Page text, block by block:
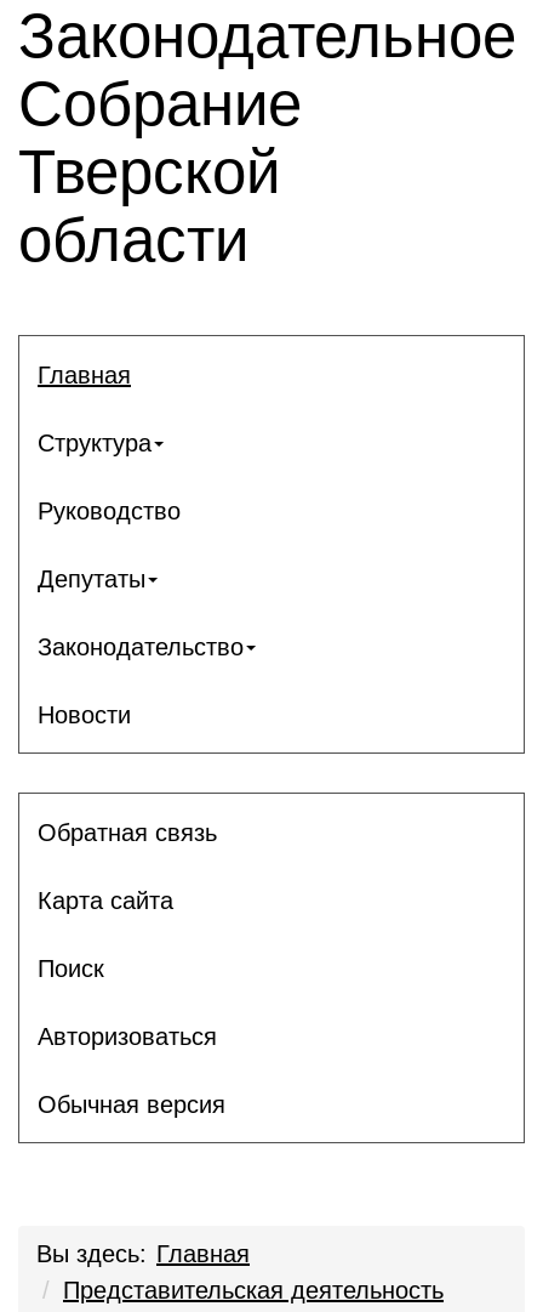
Законодательное
Собрание
Тверской
области
Главная
Структура
Руководство
Депутаты
Законодательство
Новости
Обратная связь
Карта сайта
Поиск
Авторизоваться
Обычная версия
Вы здесь: Главная
Представительская деятельность